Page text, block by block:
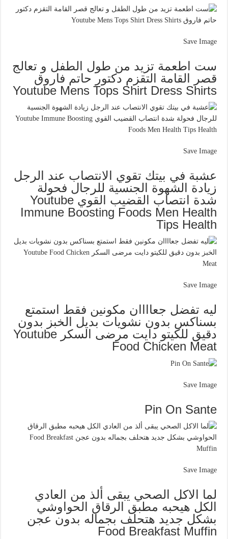
Save Image
ست اطعمة تزيد من طول الطفل و تعالج
قصر القامة التقزم دكتور حاتم فاروق
Youtube Mens Tops Shirt Dress Shirts
Save Image
عشبة في بيتك تقوي الانتصاب عند الرجل
زيادة الشهوة الجنسية للرجال فحولة
شدة انتصاب القضيب القوي Youtube
Immune Boosting Foods Men Health
Tips Health
Save Image
ليه تفضل جعاااان مكونين فقط استمتع
بسناكس بدون نشويات بديل الخبز بدون
دقيق للكيتو دايت مرضى السكر Youtube
Food Chicken Meat
Save Image
Pin On Sante
Save Image
لما الاكل الصحي يبقى ألذ من العادي
الكل هيحبه مطبق الرقاق الحواوشي
بشكل جديد هتحلف بجماله بدون عجن
Food Breakfast Muffin